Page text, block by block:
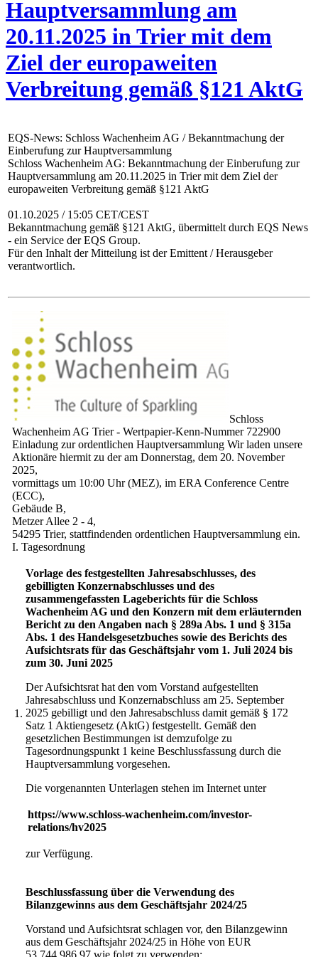
Hauptversammlung am
20.11.2025 in Trier mit dem
Ziel der europaweiten
Verbreitung gemäß §121 AktG
EQS-News: Schloss Wachenheim AG / Bekanntmachung der
Einberufung zur Hauptversammlung
Schloss Wachenheim AG: Bekanntmachung der Einberufung zur
Hauptversammlung am 20.11.2025 in Trier mit dem Ziel der
europaweiten Verbreitung gemäß §121 AktG
01.10.2025 / 15:05 CET/CEST
Bekanntmachung gemäß §121 AktG, übermittelt durch EQS News
- ein Service der EQS Group.
Für den Inhalt der Mitteilung ist der Emittent / Herausgeber
verantwortlich.
Schloss
Wachenheim AG Trier - Wertpapier-Kenn-Nummer 722900
Einladung zur ordentlichen Hauptversammlung Wir laden unsere
Aktionäre hiermit zu der am Donnerstag, dem 20. November
2025,
vormittags um 10:00 Uhr (MEZ), im ERA Conference Centre
(ECC),
Gebäude B,
Metzer Allee 2 - 4,
54295 Trier, stattfindenden ordentlichen Hauptversammlung ein.
I. Tagesordnung
1.
Vorlage des festgestellten Jahresabschlusses, des
gebilligten Konzernabschlusses und des
zusammengefassten Lageberichts für die Schloss
Wachenheim AG und den Konzern mit dem erläuternden
Bericht zu den Angaben nach § 289a Abs. 1 und § 315a
Abs. 1 des Handelsgesetzbuches sowie des Berichts des
Aufsichtsrats für das Geschäftsjahr vom 1. Juli 2024 bis
zum 30. Juni 2025
Der Aufsichtsrat hat den vom Vorstand aufgestellten
Jahresabschluss und Konzernabschluss am 25. September
2025 gebilligt und den Jahresabschluss damit gemäß § 172
Satz 1 Aktiengesetz (AktG) festgestellt. Gemäß den
gesetzlichen Bestimmungen ist demzufolge zu
Tagesordnungspunkt 1 keine Beschlussfassung durch die
Hauptversammlung vorgesehen.
Die vorgenannten Unterlagen stehen im Internet unter
https://www.schloss-wachenheim.com/investor-
relations/hv2025
zur Verfügung.
Beschlussfassung über die Verwendung des
Bilanzgewinns aus dem Geschäftsjahr 2024/25
Vorstand und Aufsichtsrat schlagen vor, den Bilanzgewinn
aus dem Geschäftsjahr 2024/25 in Höhe von EUR
53.744.986,97 wie folgt zu verwenden: